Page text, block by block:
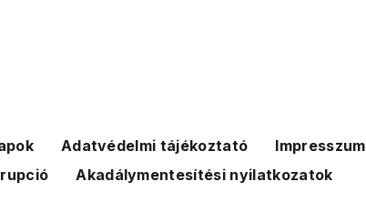
Adatvédelmi tájékoztató Impresszum
Akadálymentesítési nyilatkozatok